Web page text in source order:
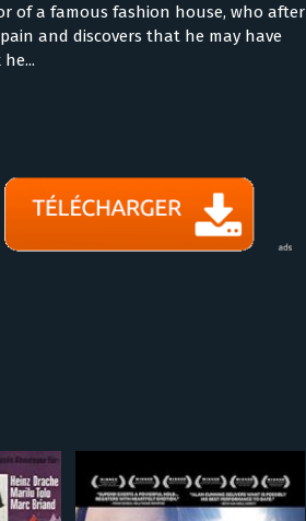
of a famous fashion house, who after
and discovers that he may have